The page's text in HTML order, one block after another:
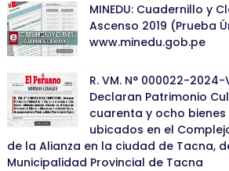
MINEDU: Cuadernillo y
Ascenso 2019 (Prueba
www.minedu.gob.pe
R. VM. N° 000022-2024-
Declaran Patrimonio
cuarenta y ocho
ubicados en el
de la Alianza en la ciudad de Tacna,
Municipalidad Provincial de Tacna